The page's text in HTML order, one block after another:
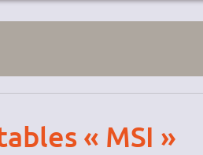
« MSI »